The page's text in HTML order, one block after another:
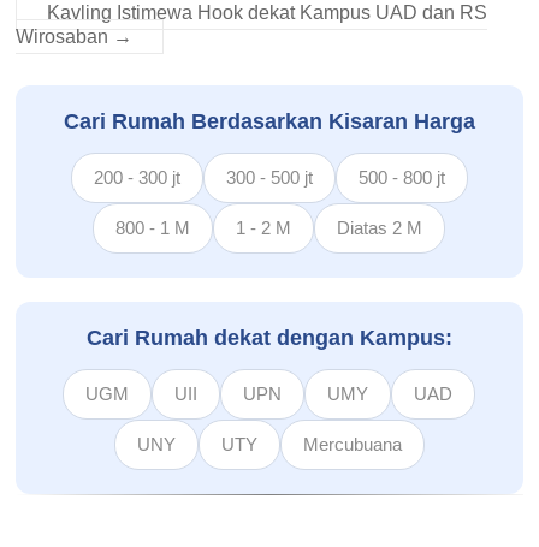
Kavling Istimewa Hook dekat Kampus UAD dan RS
Wirosaban →
Cari Rumah Berdasarkan Kisaran Harga
200 - 300 jt 300 - 500 jt 500 - 800 jt
800 - 1 M 1 - 2 M Diatas 2 M
Cari Rumah dekat dengan Kampus:
UGM UII UPN UMY UAD
UNY UTY Mercubuana